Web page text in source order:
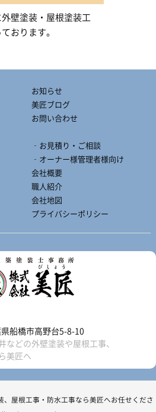
壁塗装・屋根塗装工
おります。
お知らせ
美匠ブログ
お問い合わせ
‐お見積り・ご相談
‐オーナー様管理者様向け
会社概要
職人紹介
会社地図
プライバシーポリシー
船橋市高野台5-8-10
などの外壁塗装や屋根工事、
美匠へ
屋根工事・防水工事なら美匠へお任せくださ